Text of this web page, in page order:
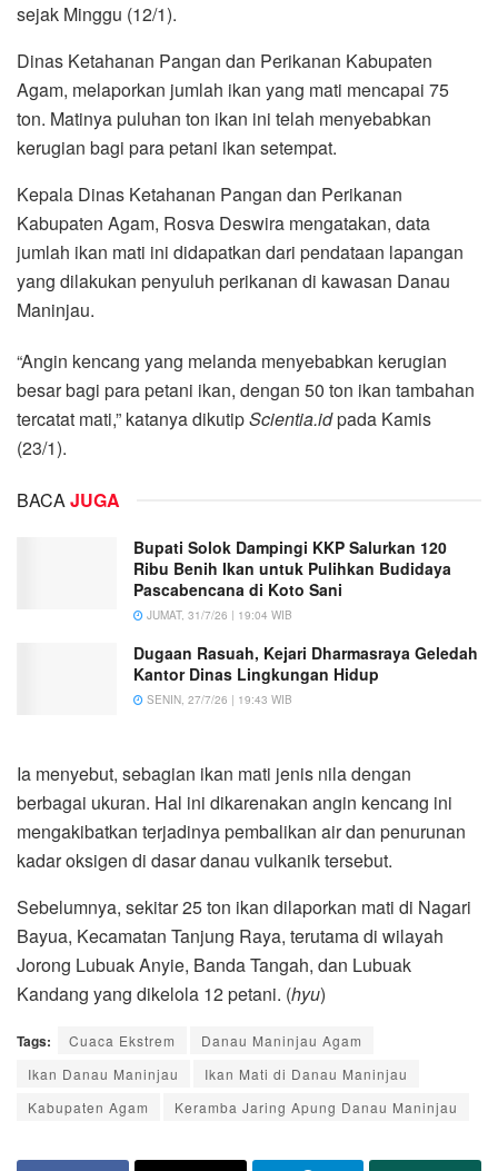
sejak Minggu (12/1).
Dinas Ketahanan Pangan dan Perikanan Kabupaten
Agam, melaporkan jumlah ikan yang mati mencapai 75
ton. Matinya puluhan ton ikan ini telah menyebabkan
kerugian bagi para petani ikan setempat.
Kepala Dinas Ketahanan Pangan dan Perikanan
Kabupaten Agam, Rosva Deswira mengatakan, data
jumlah ikan mati ini didapatkan dari pendataan lapangan
yang dilakukan penyuluh perikanan di kawasan Danau
Maninjau.
“Angin kencang yang melanda menyebabkan kerugian
besar bagi para petani ikan, dengan 50 ton ikan tambahan
tercatat mati,” katanya dikutipScientia.idpada Kamis
(23/1).
BACAJUGA
Bupati Solok Dampingi KKP Salurkan 120
Ribu Benih Ikan untuk Pulihkan Budidaya
Pascabencana di Koto Sani
JUMAT, 31/7/26 | 19:04 WIB
Dugaan Rasuah, Kejari Dharmasraya Geledah
Kantor Dinas Lingkungan Hidup
SENIN, 27/7/26 | 19:43 WIB
Ia menyebut, sebagian ikan mati jenis nila dengan
berbagai ukuran. Hal ini dikarenakan angin kencang ini
mengakibatkan terjadinya pembalikan air dan penurunan
kadar oksigen di dasar danau vulkanik tersebut.
Sebelumnya, sekitar 25 ton ikan dilaporkan mati di Nagari
Bayua, Kecamatan Tanjung Raya, terutama di wilayah
Jorong Lubuak Anyie, Banda Tangah, dan Lubuak
Kandang yang dikelola 12 petani. (hyu)
Tags: Cuaca Ekstrem
Danau Maninjau Agam
Ikan Danau Maninjau
Ikan Mati di Danau Maninjau
Kabupaten Agam
Keramba Jaring Apung Danau Maninjau